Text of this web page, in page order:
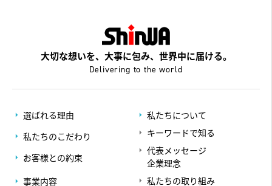
大切な想いを、大事に包み、世界中に届ける。
Delivering to the world
選ばれる理由
私たちのこだわり
お客様との約束
事業内容
私たちについて
キーワードで知る
代表メッセージ
企業理念
私たちの取り組み